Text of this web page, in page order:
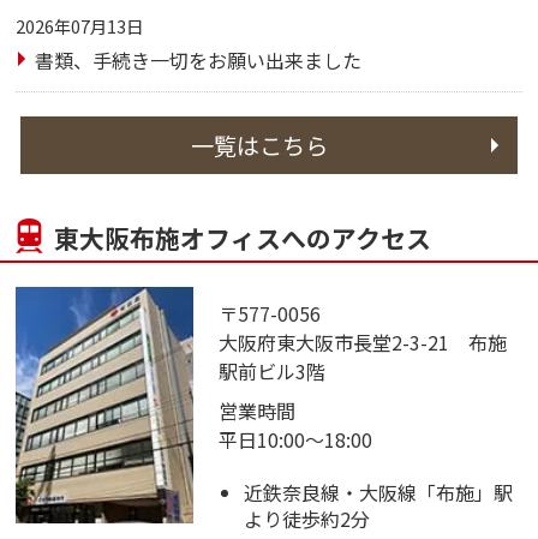
2026年07月13日
書類、手続き一切をお願い出来ました
一覧はこちら
東大阪布施オフィスへのアクセス
〒577-0056
大阪府東大阪市長堂2-3-21 布施
駅前ビル3階
営業時間
平日10:00～18:00
近鉄奈良線・大阪線「布施」駅
より徒歩約2分